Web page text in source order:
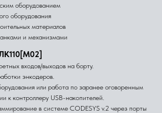
оборудованием
оборудования
материалов
и механизмами
входов/выходов на борту.
энкодеров.
или работа по заранее оговоренным
к контроллеру USB-накопителей.
в системе CODESYS v.2 через порты